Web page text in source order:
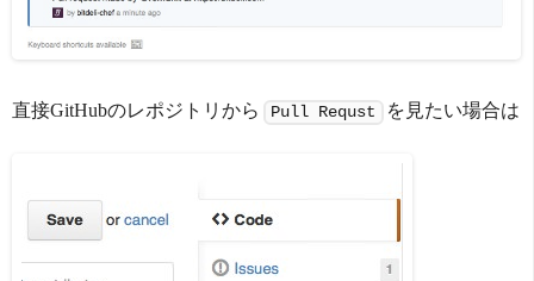
直接GitHubのレポジトリから Pull Requst を見たい場合は